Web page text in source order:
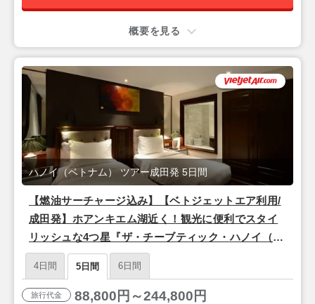
概要を見る
【燃油サーチャージ込み】【ベトジェットエア利用/
成田発】ホアンキエム湖近く！観光に便利でスタイ
リッシュな4つ星『ザ・チーブティック・ハノイ（ス
ーペリアルーム）』宿泊ハノイ3泊5日
ハノイ（ベトナム） ツアー成田発 5日間
4日間 5日間 6日間
旅行代金 88,800円～244,800円